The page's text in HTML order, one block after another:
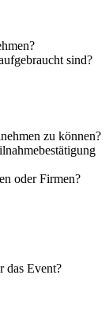
sind?
zu können?
oder Firmen?
das Event?